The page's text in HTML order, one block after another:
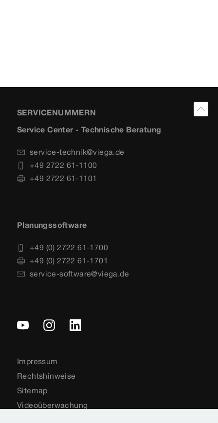
SERVICENUMMERN
Service Center - Technische Beratung
service-technik@viega.de
+49 2722 61-1100
+49 2722 61-1101
Planungssoftware
+49 (0) 2722 61-1700
+49 (0) 2722 61-1701
service-software@viega.de
Impressum
Rechtshinweise
Sitemap
Videoüberwachung